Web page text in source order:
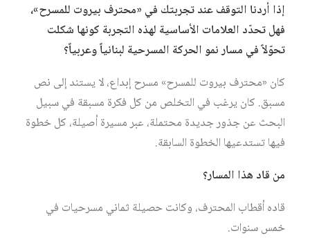
إذا أردنا التوقف عند تجربتك في «محترف بيروت للمسرح»،
فهل تحدّد العلامات الأساسية لهذه التجربة كونها شكلت
تحوّلاً في مسار نمو الحركة المسرحية لبنانياً وعربياً؟
كان «محترف بيروت للمسرح» مسرح إبداع، لا يستند إلى نص
مسبق. كان يرغب في التخلص من كل فكرة مسبقة في سبيل
البحث عن جذور جديدة محتملة، عبر مسيرة أصيلة، كل خطوة
فيها تستدعيها الخطوة السابقة.
من قاد هذا المسار؟
قاده أقطاب المحترف، وكانت حصيلة ثماني مسرحيات في
خمس سنوات.